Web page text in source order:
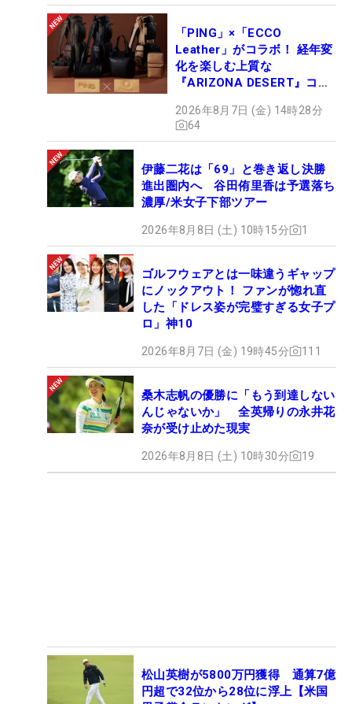
「PING」×「ECCO
Leather」がコラボ！ 経年変
化を楽しむ上質な
『ARIZONA DESERT』コレ
ュー
2026年8月7日 (金) 14時28分
64
伊藤二花は「69」と巻き返し決勝
進出圏内へ 谷田侑里香は予選落ち
濃厚/米女子下部ツアー
2026年8月8日 (土) 10時15分 1
ゴルフウェアとは一味違うギャップ
にノックアウト！ ファンが惚れ直
した「ドレス姿が完璧すぎる女子プ
ロ」神10
2026年8月7日 (金) 19時45分 111
桑木志帆の優勝に「もう到達しない
んじゃないか」 全英帰りの永井花
奈が受け止めた現実
2026年8月8日 (土) 10時30分 19
松山英樹が5800万円獲得 通算7億
円超で32位から28位に浮上【米国